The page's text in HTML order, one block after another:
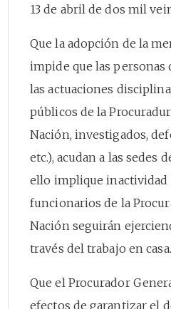
13 de abril de dos mil
Que la adopción de la
impide que las
las actuaciones
públicos de la
Nación, investigados,
etc.), acudan a las sedes
ello implique inactividad
funcionarios de la
Nación seguirán
través del trabajo en casa.
Que el Procurador
efectos de garantizar el